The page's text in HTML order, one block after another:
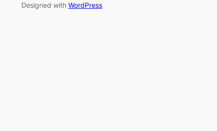
Designed with WordPress